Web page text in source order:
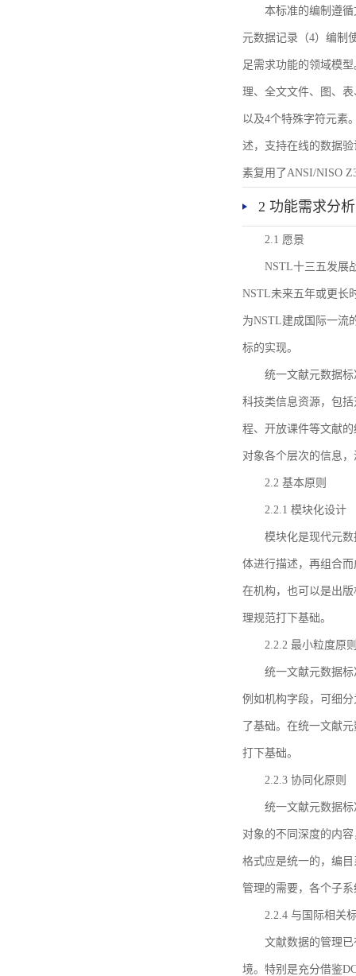
本标准的编制遵
元数据记录（4）编制
足需求功能的领域模
理、全文文件、图、
以及4个特殊字符元素
述，支持在线的数据
素复用了ANSI/NISO
2 功能需求分析
2.1 愿景
NSTL十三五发展
NSTL未来五年或更长
为NSTL建成国际一流
标的实现。
统一文献元数据
科技类信息资源，包
程、开放课件等文献
对象各个层次的信息
2.2 基本原则
2.2.1 模块化设计
模块化是现代元
体进行描述，再组合
在机构，也可以是出
理规范打下基础。
2.2.2 最小粒度原
统一文献元数据
例如机构字段，可细
了基础。在统一文献
打下基础。
2.2.3 协同化原则
统一文献元数据
对象的不同深度的内
格式应是统一的，编
管理的需要，各个子
2.2.4 与国际相关
文献数据的管理
境。特别是充分借鉴